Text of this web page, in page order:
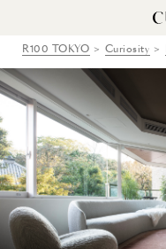
R100 TOKYO Curiosity